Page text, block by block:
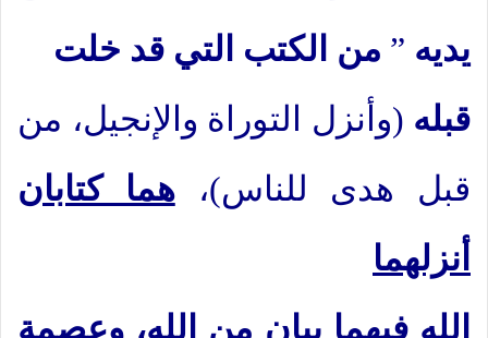
يديه ” من الكتب التي قد خلت
قبله (وأنزل التوراة والإنجيل، من
قبل هدى للناس)،هما كتابان
أنزلهما
الله فيهما بيان من الله، وعصمة